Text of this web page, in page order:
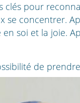
clés pour
se concentrer.
soi et la joie.
de